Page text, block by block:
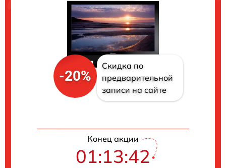
-20%
Скидка по
предварительной
записи на сайте
Конец акции
01:13:41